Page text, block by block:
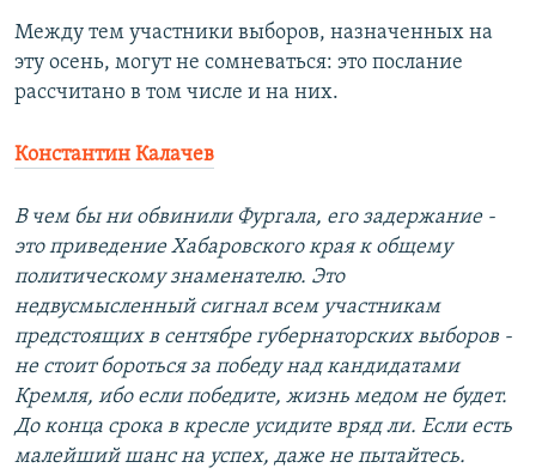
Между тем участники выборов, назначенных на
эту осень, могут не сомневаться: это послание
рассчитано в том числе и на них.
Константин Калачев
В чем бы ни обвинили Фургала, его задержание -
это приведение Хабаровского края к общему
политическому знаменателю. Это
недвусмысленный сигнал всем участникам
предстоящих в сентябре губернаторских выборов -
не стоит бороться за победу над кандидатами
Кремля, ибо если победите, жизнь медом не будет.
До конца срока в кресле усидите вряд ли. Если есть
малейший шанс на успех, даже не пытайтесь.